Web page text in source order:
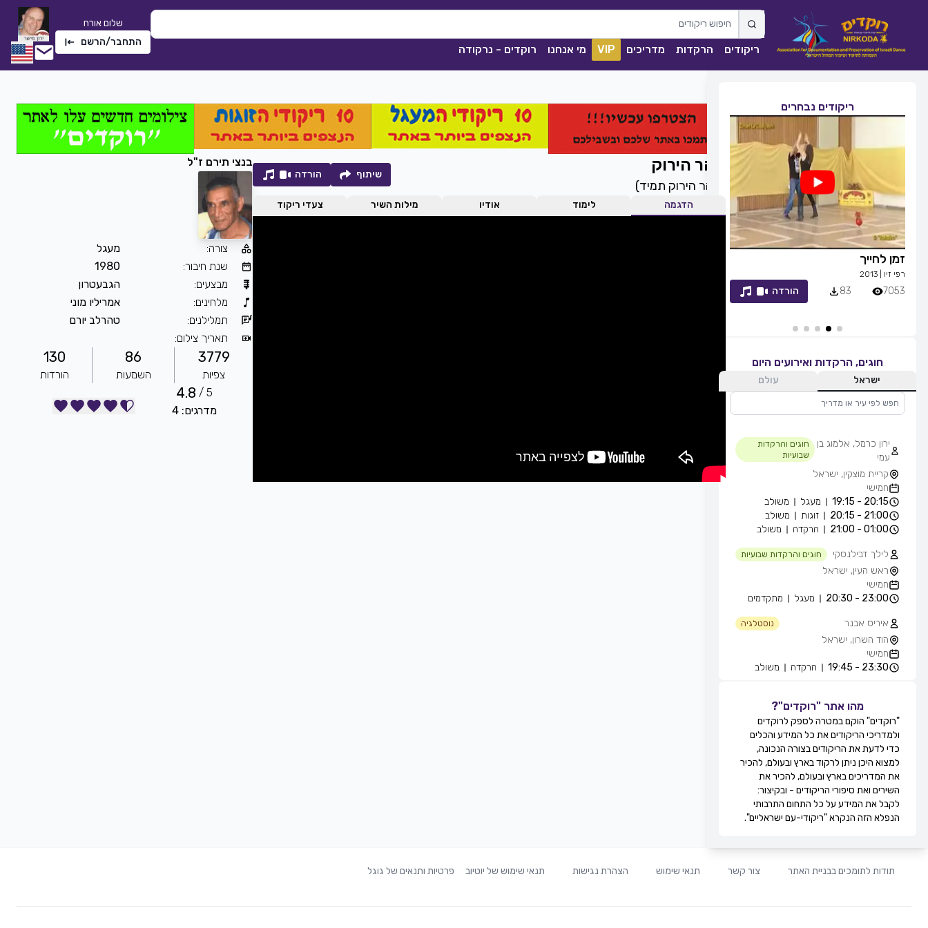
ריקודים הרקדות מדריכים VIP מי אנחנו רוקדים - נרקודה
שלום אורח
התחבר/הרשם
ריקודים נבחרים
זמן לחייך
רפי זיו 2013
7053
83 הורדה
שתי טיפות אמא
חלי לבנה
2274 הורדה
חוגים, הרקדות ואירועים היום
ישראל עולם
ירון כרמל, אלמוג בן
עמי
חוגים והרקדות
שבועיות
קריית מוצקין, ישראל
חמישי
20:15 - 19:15
מעגל
משולב
21:00 - 20:15
זוגות
משולב
01:00 - 21:00
הרקדה משולב
לילך דבילנסקי חוגים והרקדות שבועיות
ראש העין, ישראל
חמישי
23:00 - 20:30
מעגל מתקדמים
איריס אבנר נוסטלגיה
הוד השרון, ישראל
חמישי
23:30 - 19:45
הרקדה משולב
מועדון בריזה -גולדה, חולון, ישראל
חמישי
21:30 - 20:15
מעגל
מתקדמים
22:15 - 21:30
זוגות
מתקדמים
22:45 - 22:15
מעגל
מתקדמים
00:00 - 22:45
זוגות מתקדמים
גדי ביטון חוגים והרקדות שבועיות
20:00 - 20:00
הרקדה
בינוניים
מהו אתר "רוקדים"?
"רוקדים" הוקם במטרה לספק לרוקדים
ולמדריכי הריקודים את כל המידע והכלים
כדי לדעת את הריקודים בצורה הנכונה,
למצוא היכן ניתן לרקוד בארץ ובעולם, להכיר
את המדריכים בארץ ובעולם, להכיר את
השירים ואת סיפורי הריקודים - ובקיצור:
לקבל את המידע על כל התחום התרבותי
הנפלא הזה הנקרא "ריקודי-עם ישראליים".
ההר הירוק
ההר הירוק תמיד)
שיתוף הורדה
הדגמה לימוד אודיו מילות השיר צעדי ריקוד
בנצי תירם ז"ל
צורה:
מעגל
שנת חיבור:
1980
מבצעים:
הגבעטרון
מלחינים:
אמריליו מוני
תמלילנים:
טהרלב יורם
תאריך צילום:
3779
צפיות
86
השמעות
130
הורדות
5 /
4.8
מדרגים: 4
תודות לתומכים בבניית האתר צור קשר תנאי שימוש הצהרת נגישות תנאי שימוש של יוטיוב פרטיות ותנאים של גוגל